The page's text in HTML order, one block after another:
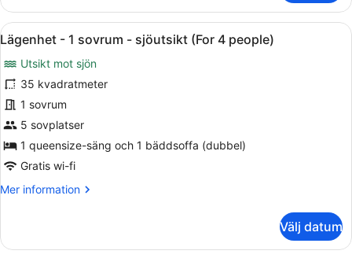
-
sjöutsikt
(For
people)
Öppna
alla
foton
för
Lägenhet
-
1
sovrum
sjöutsikt
people)
Ett sovrum med en stor säng,
5
Lägenhet - 1 sovrum - sjöutsikt (For 4 people)
Utsikt mot sjön
35 kvadratmeter
1 sovrum
5 sovplatser
1 queensize-säng och 1 bäddsoffa (dubbel)
Gratis wi-fi
Mer information
Mer
-
Välj datum